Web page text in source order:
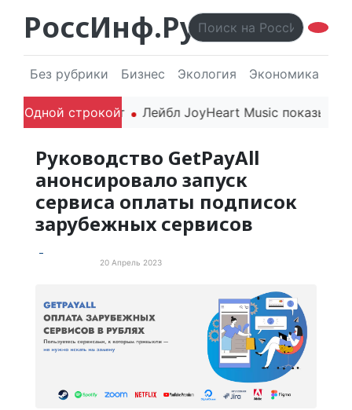
РоссИнф.Ру
Без рубрики Бизнес Экология Экономика
Одной строкой
впечатляют Лейбл JoyHeart Music показывает
Руководство GetPayAll
анонсировало запуск
сервиса оплаты подписок
зарубежных сервисов
20 Апрель 2023